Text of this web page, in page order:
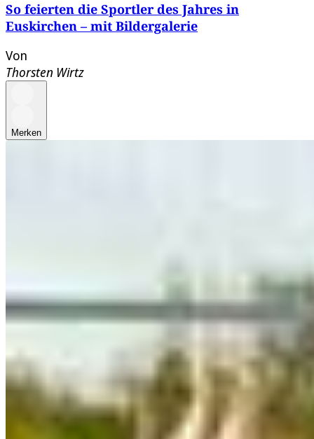
So feierten die Sportler des Jahres in
Euskirchen – mit Bildergalerie
Von
Thorsten Wirtz
Merken